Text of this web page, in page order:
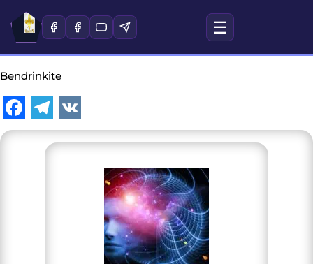
☰
Bendrinkite
Facebook
Telegram
VK